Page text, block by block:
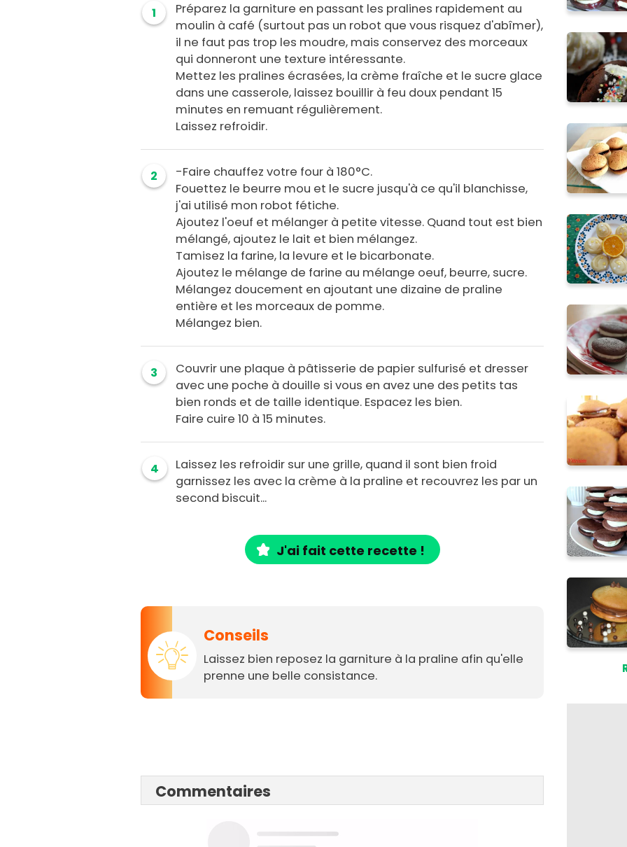
1
Préparez la garniture en passant les pralines rapidement au
moulin à café (surtout pas un robot que vous risquez d'abîmer),
il ne faut pas trop les moudre, mais conservez des morceaux
qui donneront une texture intéressante.
Mettez les pralines écrasées, la crème fraîche et le sucre glace
dans une casserole, laissez bouillir à feu doux pendant 15
minutes en remuant régulièrement.
Laissez refroidir.
2
-Faire chauffez votre four à 180°C.
Fouettez le beurre mou et le sucre jusqu'à ce qu'il blanchisse,
j'ai utilisé mon robot fétiche.
Ajoutez l'oeuf et mélanger à petite vitesse. Quand tout est bien
mélangé, ajoutez le lait et bien mélangez.
Tamisez la farine, la levure et le bicarbonate.
Ajoutez le mélange de farine au mélange oeuf, beurre, sucre.
Mélangez doucement en ajoutant une dizaine de praline
entière et les morceaux de pomme.
Mélangez bien.
3
Couvrir une plaque à pâtisserie de papier sulfurisé et dresser
avec une poche à douille si vous en avez une des petits tas
bien ronds et de taille identique. Espacez les bien.
Faire cuire 10 à 15 minutes.
4
Laissez les refroidir sur une grille, quand il sont bien froid
garnissez les avec la crème à la praline et recouvrez les par un
second biscuit...
J'ai fait cette recette !
Conseils
Laissez bien reposez la garniture à la praline afin qu'elle
prenne une belle consistance.
Commentaires